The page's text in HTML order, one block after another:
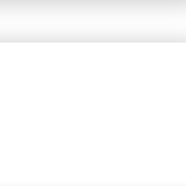
TTC à la charge de